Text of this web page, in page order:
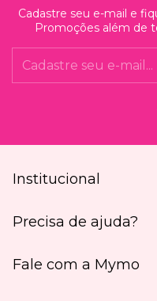
Cadastre seu e-mail e
Promoções além de
Institucional
Precisa de ajuda?
Fale com a Mymo